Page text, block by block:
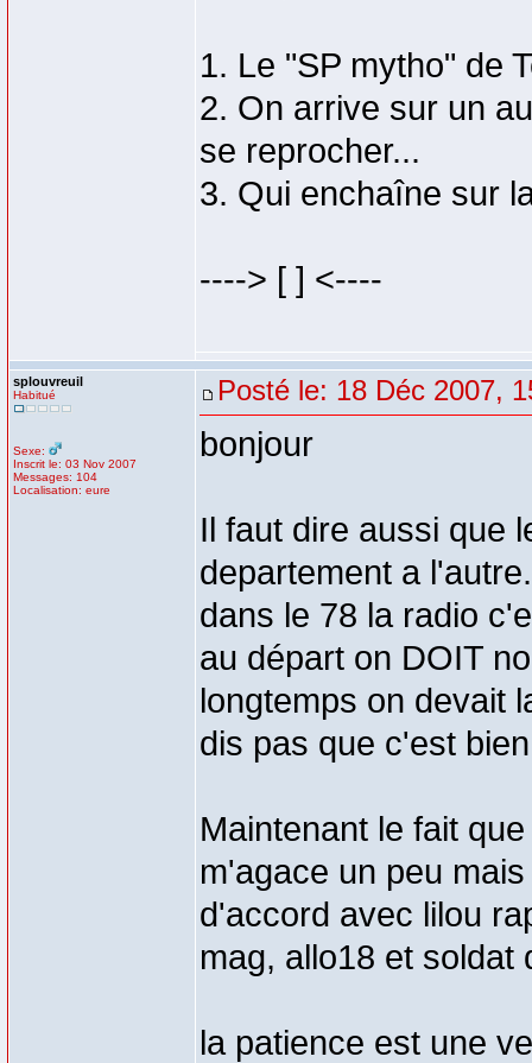
1. Le "SP mytho" de
2. On arrive sur un
se reprocher...
3. Qui enchaîne sur
----> [ ] <----
splouvreuil
Habitué
Sexe:
Inscrit le: 03 Nov 2007
Messages: 104
Localisation: eure
Posté le: 18 Déc 2007,
bonjour
Il faut dire aussi que
departement a
dans le 78 la radio
au départ on DOIT
longtemps on devait
dis pas que c'est
Maintenant le fait
m'agace un peu
d'accord avec lilou
mag, allo18 et soldat
la patience est une